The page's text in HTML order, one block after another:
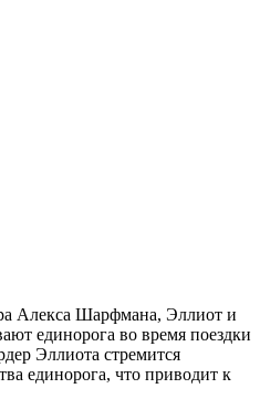
Алекса Шарфмана, Эллиот и
единорога во время поездки
Эллиота стремится
единорога, что приводит к